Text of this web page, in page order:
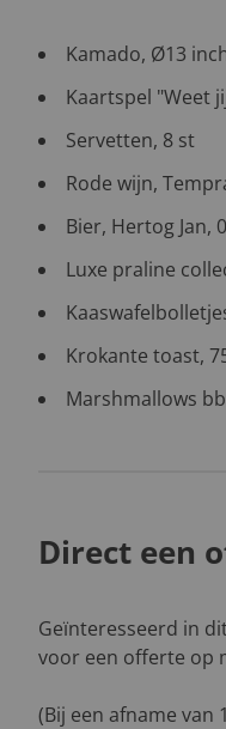
Kamado, Ø13
Kaartspel "Weet
Servetten, 8 st
Rode wijn,
Bier, Hertog Jan,
Luxe praline
Krokante toast,
Marshmallows
Direct een
Geïnteresseerd in
voor een offerte op
(Bij een afname